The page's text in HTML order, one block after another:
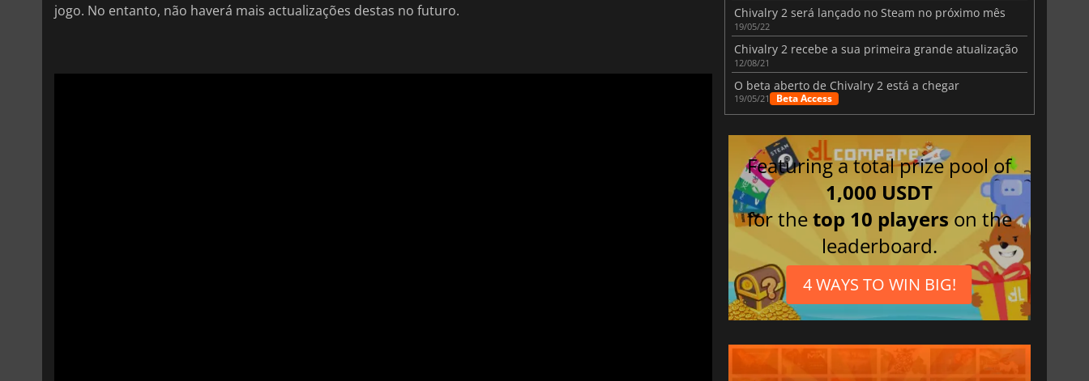
jogo. No entanto, não haverá mais actualizações destas no futuro.
Chivalry 2 será lançado no Steam no próximo mês
19/05/22
Chivalry 2 recebe a sua primeira grande atualização
12/08/21
O beta aberto de Chivalry 2 está a chegar
19/05/21 Beta Access
Featuring a total prize pool of
1,000 USDT
for thetop 10 players on the
leaderboard.
4 WAYS TO WIN BIG!